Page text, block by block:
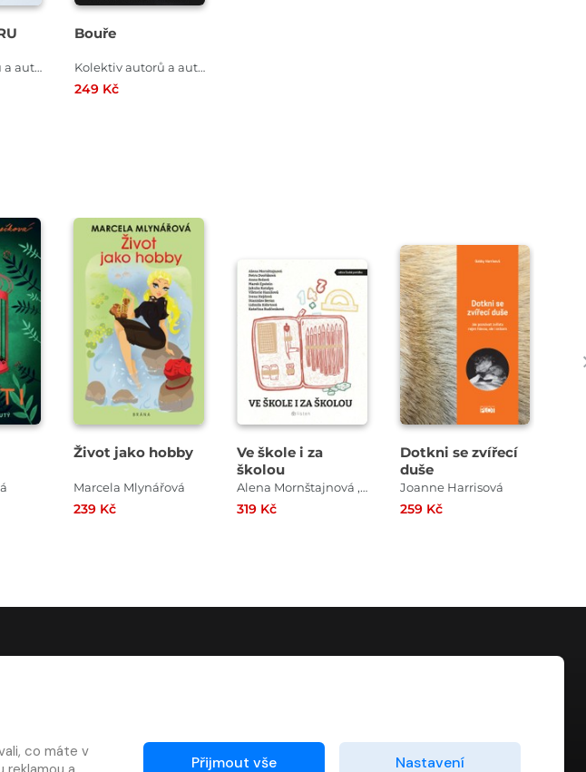
Kolektiv autorů a autorek
Bouře
Kolektiv autorů a autorek
249 Kč
Život jako hobby
Marcela Mlynářová
239 Kč
Ve škole i za
školou
Alena Mornštajnová , Petra Dvořáková , Anna Bolavá , Marek Epstein , Lidmila Kábrtová , Stanislav Beran
319 Kč
Dotkni se zvířecí
duše
Joanne Harrisová
259 Kč
co máte v
Přijmout vše Nastavení